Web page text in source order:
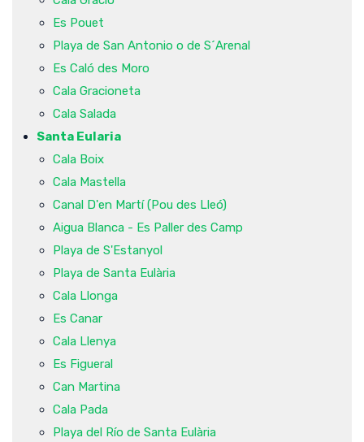
Es Pouet
Playa de San Antonio o de S´Arenal
Es Caló des Moro
Cala Gracioneta
Cala Salada
Santa Eularia
Cala Boix
Cala Mastella
Canal D'en Martí (Pou des Lleó)
Aigua Blanca - Es Paller des Camp
Playa de S'Estanyol
Playa de Santa Eulària
Cala Llonga
Es Canar
Cala Llenya
Es Figueral
Can Martina
Cala Pada
Playa del Río de Santa Eulària